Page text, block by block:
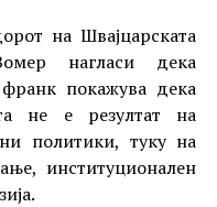
на Швајцарската
нагласи дека
франк покажува дека
не е резултат на
политики, туку на
институционален